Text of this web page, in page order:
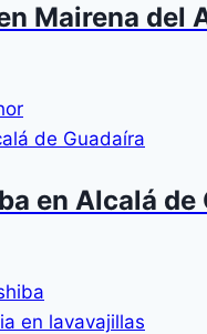
Mairena del
en Alcalá de